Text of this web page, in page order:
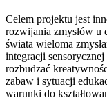
Celem projektu jest
rozwijania zmysłów u
świata wieloma
integracji
rozbudzać
zabaw i sytuacji
warunki do